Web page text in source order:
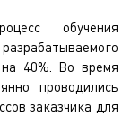
обучения
40%. Во время
проводились
заказчика для